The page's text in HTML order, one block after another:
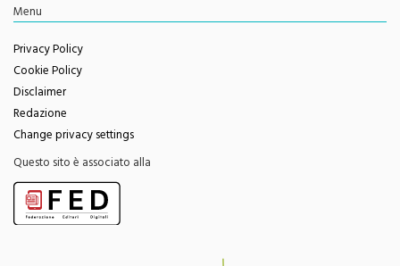
Menu
Privacy Policy
Cookie Policy
Disclaimer
Redazione
Change privacy settings
Questo sito è associato alla